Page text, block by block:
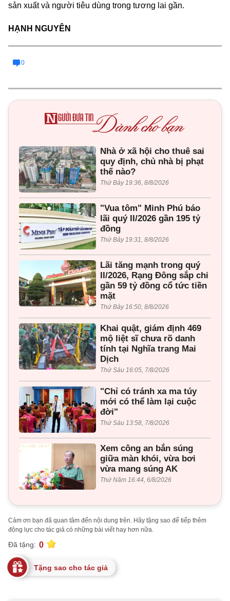
sản xuất và người tiêu dùng trong tương lai gần.
HẠNH NGUYÊN
0
Nhà ở xã hội cho thuê sai
quy định, chủ nhà bị phạt
thế nào?
Thứ Bảy 19:36, 8/8/2026
"Vua tôm" Minh Phú báo
lãi quý II/2026 gần 195 tỷ
đồng
Thứ Bảy 19:31, 8/8/2026
Lãi tăng mạnh trong quý
II/2026, Rạng Đông sắp chi
gần 59 tỷ đồng cổ tức tiền
mặt
Thứ Bảy 16:50, 8/8/2026
Khai quật, giám định 469
mộ liệt sĩ chưa rõ danh
tính tại Nghĩa trang Mai
Dịch
Thứ Sáu 16:05, 7/8/2026
"Chỉ có tránh xa ma túy
mới có thể làm lại cuộc
đời"
Thứ Sáu 13:58, 7/8/2026
Xem công an bắn súng
giữa màn khói, vừa bơi
vừa mang súng AK
Thứ Năm 16:44, 6/8/2026
Cảm ơn bạn đã quan tâm đến nội dung trên. Hãy tặng sao để tiếp thêm
động lực cho tác giả có những bài viết hay hơn nữa.
Đã tặng: 0
Tặng sao cho tác giả